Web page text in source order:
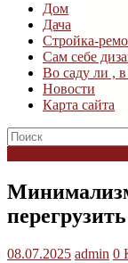
Дом
дача
Дом
Дача
Стройка-
Сам себе
Во саду ли ,
Новости
Карта сайта
08.07.2025 admin 0